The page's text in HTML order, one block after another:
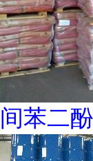
间苯二